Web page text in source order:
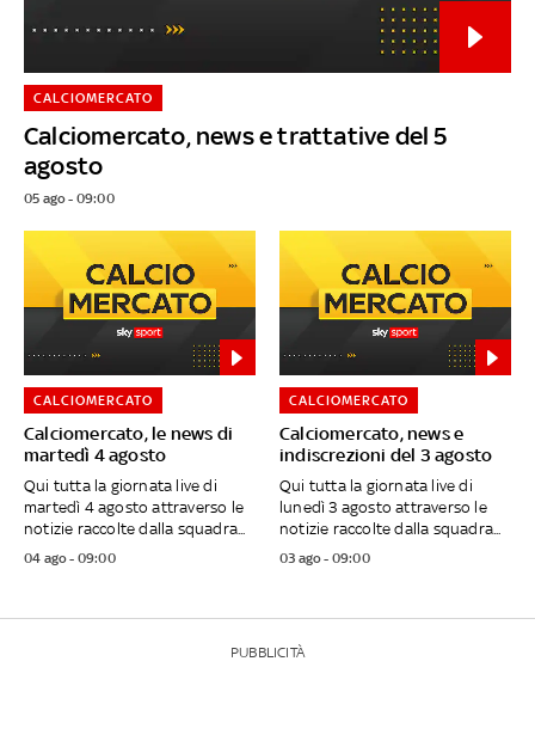
Calciomercato, news e trattative del 5
agosto
CALCIOMERCATO
05 ago - 09:00
Calciomercato, le news di
martedì 4 agosto
CALCIOMERCATO
Qui tutta la giornata live di
martedì 4 agosto attraverso le
notizie raccolte dalla squadra...
04 ago - 09:00
Calciomercato, news e
indiscrezioni del 3 agosto
CALCIOMERCATO
Qui tutta la giornata live di
lunedì 3 agosto attraverso le
notizie raccolte dalla squadra...
03 ago - 09:00
PUBBLICITÀ